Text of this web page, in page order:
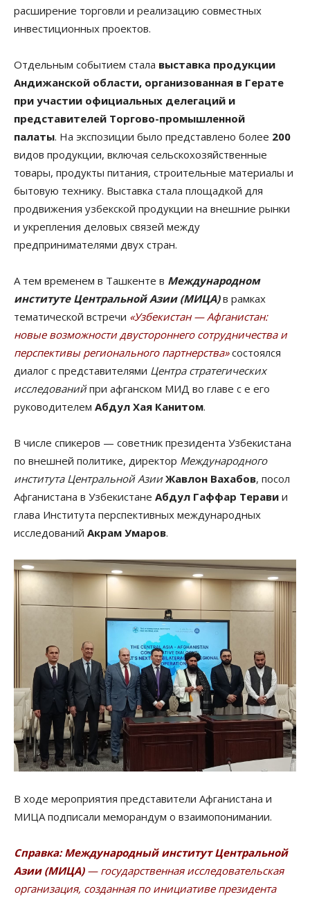
расширение торговли и реализацию совместных
инвестиционных проектов.
Отдельным событием стала выставка продукции
Андижанской области, организованная в Герате
при участии официальных делегаций и
представителей Торгово-промышленной
палаты. На экспозиции было представлено более 200
видов продукции, включая сельскохозяйственные
товары, продукты питания, строительные материалы и
бытовую технику. Выставка стала площадкой для
продвижения узбекской продукции на внешние рынки
и укрепления деловых связей между
предпринимателями двух стран.
А тем временем в Ташкенте в Международном
институте Центральной Азии (МИЦА)в рамках
тематической встречи «Узбекистан — Афганистан:
новые возможности двустороннего сотрудничества и
перспективы регионального партнерства»состоялся
диалог с представителями Центра стратегических
исследованийпри афганском МИД во главе с е его
руководителем Абдул Хая Канитом.
В числе спикеров — советник президента Узбекистана
по внешней политике, директор Международного
института Центральной АзииЖавлон Вахабов, посол
Афганистана в Узбекистане Абдул Гаффар Терави и
глава Института перспективных международных
исследований Акрам Умаров.
В ходе мероприятия представители Афганистана и
МИЦА подписали меморандум о взаимопонимании.
Справка:Международный институт Центральной
Азии (МИЦА)— государственная исследовательская
организация, созданная по инициативе президента